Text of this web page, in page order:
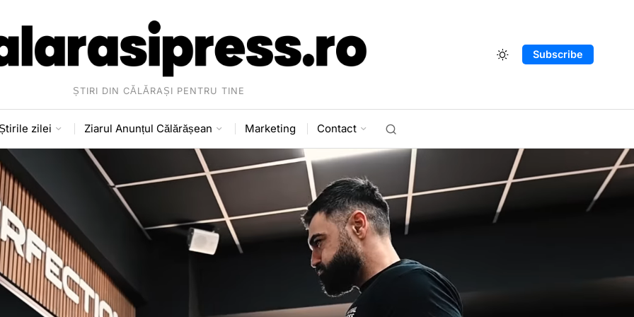
ȘTIRI DIN CĂLĂRAȘI PENTRU TINE
Subscribe
zilei Ziarul Anunțul Călărășean Marketing Contact